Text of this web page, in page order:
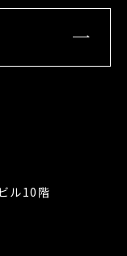
ル10階